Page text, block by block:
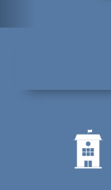
La mairie